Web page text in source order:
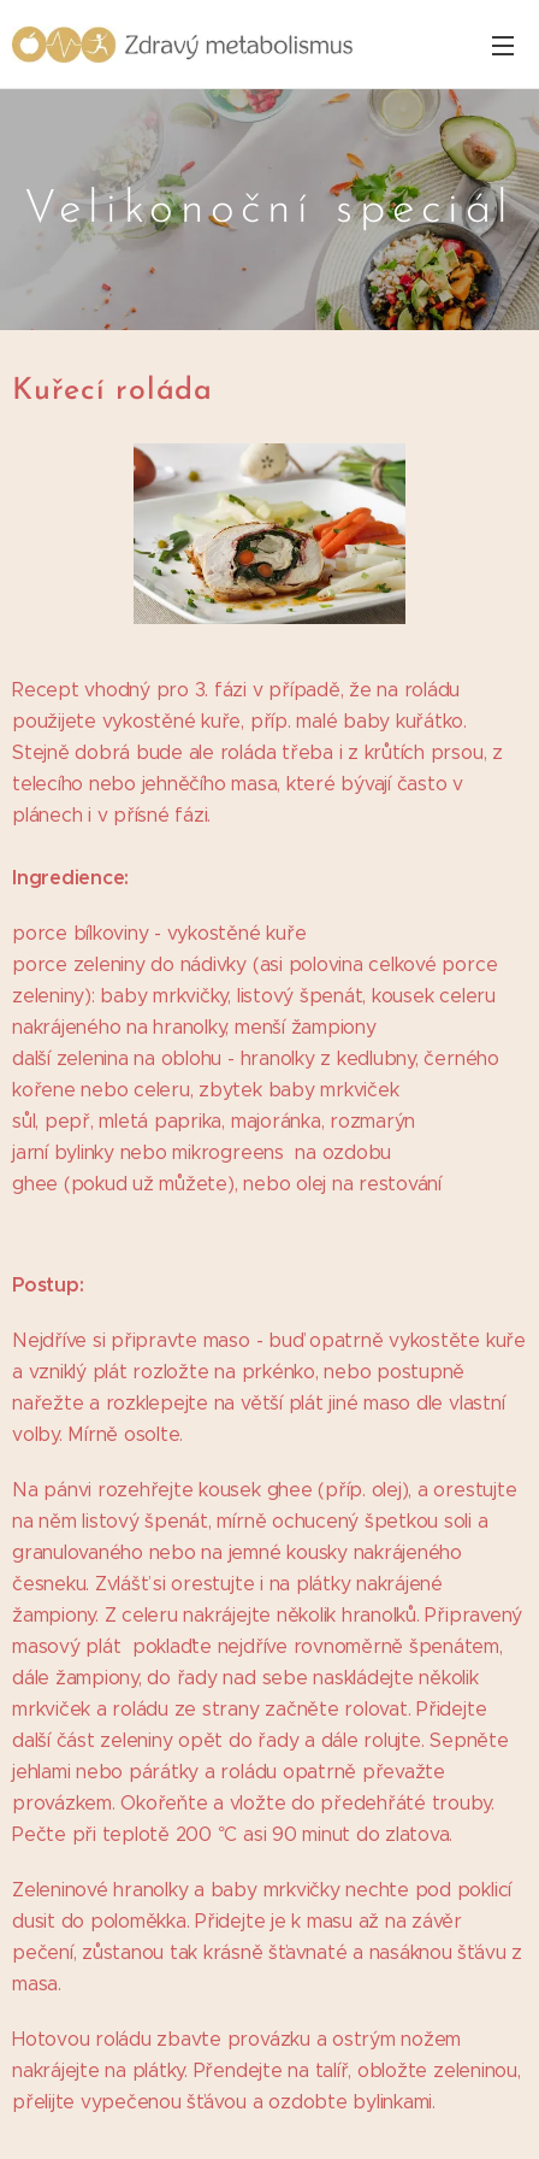
Velikonoční speciál
Kuřecí roláda
Recept vhodný pro 3. fázi v případě, že na roládu
použijete vykostěné kuře, příp. malé baby kuřátko.
Stejně dobrá bude ale roláda třeba i z krůtích prsou, z
telecího nebo jehněčího masa, které bývají často v
plánech i v přísné fázi.
Ingredience:
porce bílkoviny - vykostěné kuře
porce zeleniny do nádivky (asi polovina celkové porce
zeleniny): baby mrkvičky, listový špenát, kousek celeru
nakrájeného na hranolky, menší žampiony
další zelenina na oblohu - hranolky z kedlubny, černého
kořene nebo celeru, zbytek baby mrkviček
sůl, pepř, mletá paprika, majoránka, rozmarýn
jarní bylinky nebo mikrogreens na ozdobu
ghee (pokud už můžete), nebo olej na restování
Postup:
Nejdříve si připravte maso - buď opatrně vykostěte kuře
a vzniklý plát rozložte na prkénko, nebo postupně
nařežte a rozklepejte na větší plát jiné maso dle vlastní
volby. Mírně osolte.
Na pánvi rozehřejte kousek ghee (příp. olej), a orestujte
na něm listový špenát, mírně ochucený špetkou soli a
granulovaného nebo na jemné kousky nakrájeného
česneku. Zvlášť si orestujte i na plátky nakrájené
žampiony. Z celeru nakrájejte několik hranolků. Připravený
masový plát poklaďte nejdříve rovnoměrně špenátem,
dále žampiony, do řady nad sebe naskládejte několik
mrkviček a roládu ze strany začněte rolovat. Přidejte
další část zeleniny opět do řady a dále rolujte. Sepněte
jehlami nebo párátky a roládu opatrně převažte
provázkem. Okořeňte a vložte do předehřáté trouby.
Pečte při teplotě 200 °C asi 90 minut do zlatova.
Zeleninové hranolky a baby mrkvičky nechte pod poklicí
dusit do poloměkka. Přidejte je k masu až na závěr
pečení, zůstanou tak krásně šťavnaté a nasáknou šťávu z
masa.
Hotovou roládu zbavte provázku a ostrým nožem
nakrájejte na plátky. Přendejte na talíř, obložte zeleninou,
přelijte vypečenou šťávou a ozdobte bylinkami.